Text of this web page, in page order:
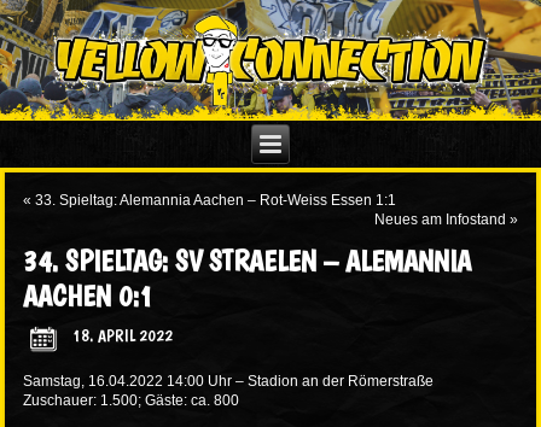
«33. Spieltag: Alemannia Aachen – Rot-Weiss Essen 1:1
Neues am Infostand »
34. SPIELTAG: SV STRAELEN – ALEMANNIA
AACHEN 0:1
18. APRIL 2022
Samstag, 16.04.2022 14:00 Uhr – Stadion an der Römerstraße
Zuschauer: 1.500; Gäste: ca. 800